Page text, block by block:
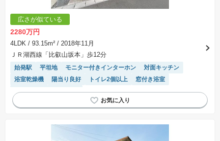
広さが似ている
2280万円
4LDK / 93.15m² / 2018年11月
ＪＲ湖西線「比叡山坂本」歩12分
始発駅 平坦地 モニター付きインターホン
対面キッチン
浴室乾燥機
陽当り良好 トイレ2個以上
窓付き浴室
接面道路の幅が６m以上